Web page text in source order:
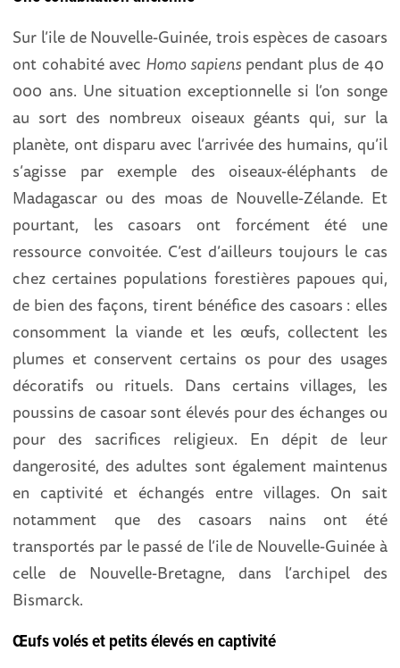
Sur l’ile de Nouvelle-Guinée, trois espèces de casoars
ont cohabité avec Homo sapienspendant plus de 40
000 ans. Une situation exceptionnelle si l’on songe
au sort des nombreux oiseaux géants qui, sur la
planète, ont disparu avec l’arrivée des humains, qu’il
s’agisse par exemple des oiseaux-éléphants de
Madagascar ou des moas de Nouvelle-Zélande. Et
pourtant, les casoars ont forcément été une
ressource convoitée. C’est d’ailleurs toujours le cas
chez certaines populations forestières papoues qui,
de bien des façons, tirent bénéfice des casoars : elles
consomment la viande et les œufs, collectent les
plumes et conservent certains os pour des usages
décoratifs ou rituels. Dans certains villages, les
poussins de casoar sont élevés pour des échanges ou
pour des sacrifices religieux. En dépit de leur
dangerosité, des adultes sont également maintenus
en captivité et échangés entre villages. On sait
notamment que des casoars nains ont été
transportés par le passé de l’ile de Nouvelle-Guinée à
celle de Nouvelle-Bretagne, dans l’archipel des
Bismarck.
Œufs volés et petits élevés en captivité